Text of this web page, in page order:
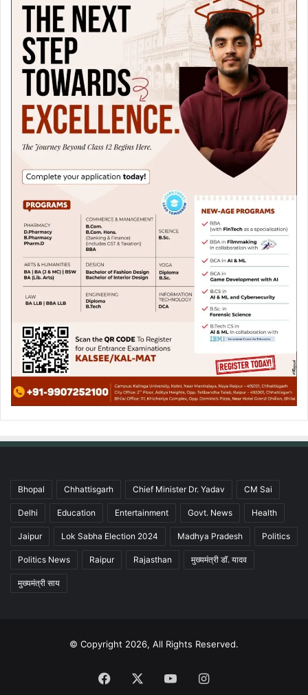
Bhopal Chhattisgarh Chief Minister Dr. Yadav CM Sai
Delhi Education Entertainment Govt. News Health
Jaipur Lok Sabha Election 2024 Madhya Pradesh Politics
Politics News Raipur Rajasthan मुख्यमंत्री डॉ. यादव
मुख्यमंत्री साय
© Copyright 2026, All Rights Reserved.
Facebook YouTubeInstagram